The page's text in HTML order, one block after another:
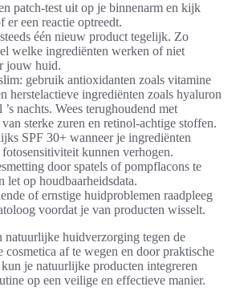
patch-test uit op je binnenarm en kijk
er een reactie optreedt.
één nieuw product tegelijk. Zo
welke ingrediënten werken of niet
jouw huid.
gebruik antioxidanten zoals vitamine
herstelactieve ingrediënten zoals hyaluron
nachts. Wees terughoudend met
sterke zuren en retinol-achtige stoffen.
SPF 30+ wanneer je ingrediënten
kunnen verhogen.
door spatels of pompflacons te
let op houdbaarheidsdata.
of ernstige huidproblemen raadpleeg
voordat je van producten wisselt.
natuurlijke huidverzorging tegen de
cosmetica af te wegen en door praktische
je natuurlijke producten integreren
op een veilige en effectieve manier.